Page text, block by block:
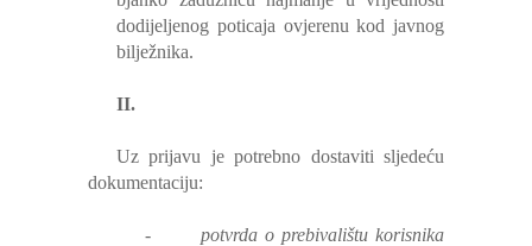
dodijeljenog poticaja ovjerenu kod javnog
bilježnika.
II.
Uz prijavu je potrebno dostaviti sljedeću
dokumentaciju:
-
potvrda o prebivalištu korisnika